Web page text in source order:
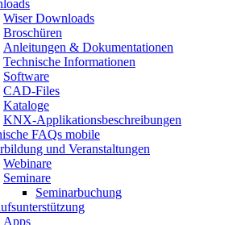
Wiser Downloads
Broschüren
Anleitungen & Dokumentationen
Technische Informationen
Software
CAD-Files
Kataloge
KNX-Applikationsbeschreibungen
FAQs mobile
und Veranstaltungen
Webinare
Seminare
Seminarbuchung
Apps